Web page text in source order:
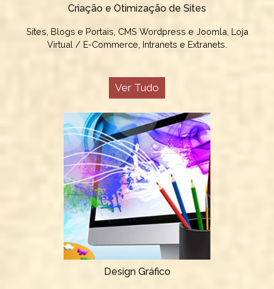
Criação e Otimização de Sites
Sites, Blogs e Portais, CMS Wordpress e Joomla, Loja
Virtual / E-Commerce, Intranets e Extranets.
Ver Tudo
Design Gráfico